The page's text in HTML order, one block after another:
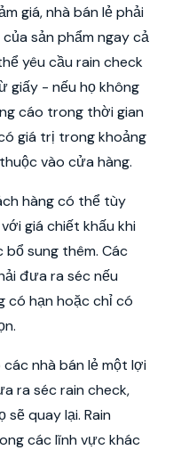
giá, nhà bán lẻ phải
sản phẩm ngay cả
yêu cầu rain check
- nếu họ không
cáo trong thời gian
giá trị trong khoảng
vào cửa hàng.
hàng có thể tùy
giá chiết khấu khi
sung thêm. Các
đưa ra séc nếu
có hạn hoặc chỉ có
các nhà bán lẻ một lợi
ra séc rain check,
quay lại. Rain
các lĩnh vực khác